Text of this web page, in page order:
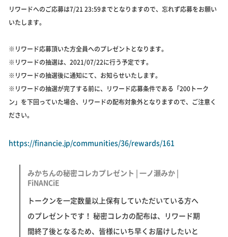
リワードへのご応募は7/21 23:59までとなりますので、忘れず応募をお願い
いたします。
※リワード応募頂いた方全員へのプレゼントとなります。
※リワードの抽選は、2021/07/22に行う予定です。
※リワードの抽選後に通知にて、お知らせいたします。
※リワードの抽選が完了する前に、リワード応募条件である「200トーク
ン」を下回っていた場合、リワードの配布対象外となりますので、ご注意く
ださい。
https://financie.jp/communities/36/rewards/161
みかちんの秘密コレカプレゼント | 一ノ瀬みか |
FiNANCiE
トークンを一定数量以上保有していただいている方へ
のプレゼントです！ 秘密コレカの配布は、リワード期
間終了後となるため、皆様にいち早くお届けしたいと